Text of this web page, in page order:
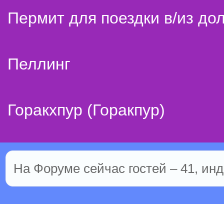
Пермит для поездки в/из
Пеллинг
Горакхпур (Горакпур)
На Форуме сейчас гостей – 41,